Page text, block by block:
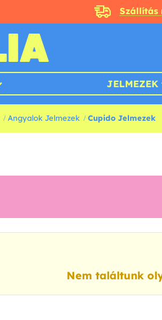
Szállítás
JELMEZEK
Angyalok Jelmezek Cupido Jelmezek
Nem találtunk